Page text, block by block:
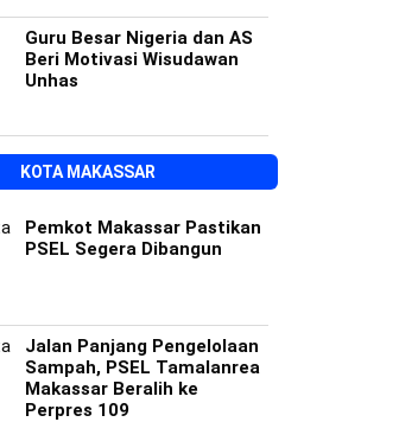
Guru Besar Nigeria dan AS
Beri Motivasi Wisudawan
Unhas
KOTA MAKASSAR
Pemkot Makassar Pastikan
PSEL Segera Dibangun
Jalan Panjang Pengelolaan
Sampah, PSEL Tamalanrea
Makassar Beralih ke
Perpres 109